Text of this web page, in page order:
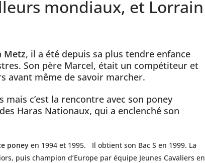
mondiaux, et Lorrain
Metz, il a été depuis sa plus tendre enfance
Son père Marcel, était un compétiteur et
avant même de savoir marcher.
mais c’est la rencontre avec son poney
Haras Nationaux, qui a enclenché son
poney en 1994 et 1995. Il obtient son Bac S en 1999. La
puis champion d’Europe par équipe Jeunes Cavaliers en